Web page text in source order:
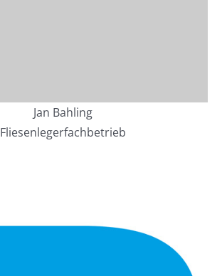
Jan Bahling
Fliesenlegerfachbetrieb